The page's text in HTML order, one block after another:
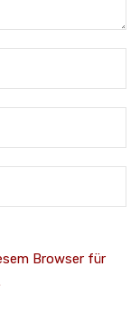
Browser für